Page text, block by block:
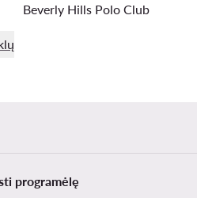
Beverly Hills Polo Club
programėlę